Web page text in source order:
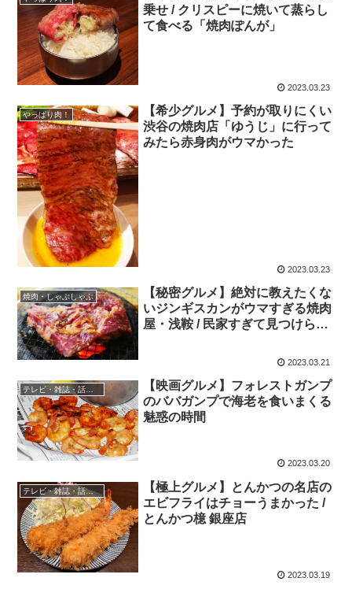
乗せ / クリスピーに焼いて蒸らし
て食べる「焼肉ぽんが」
2023.03.23
やっぱり肉！
【希少グルメ】予約が取りにくい
渋谷の焼肉店「ゆうじ」に行って
みたら赤身肉がウマかった
2023.03.23
焼肉・しゃぶしゃぶ
【秘密グルメ】絶対に教えたくな
いジンギスカンがウマすぎる焼肉
屋・浅鞍 / 民家すぎて見つけられ
2023.03.21
テレビ・雑誌・話題の店
【映画グルメ】フォレストガンプ
のババガンプで海老を食いまくる
魅惑の時間
2023.03.20
テレビ・雑誌・話題の店
【極上グルメ】とんかつの名店の
エビフライはチョーうまかった /
とんかつ檍 銀座店
2023.03.19